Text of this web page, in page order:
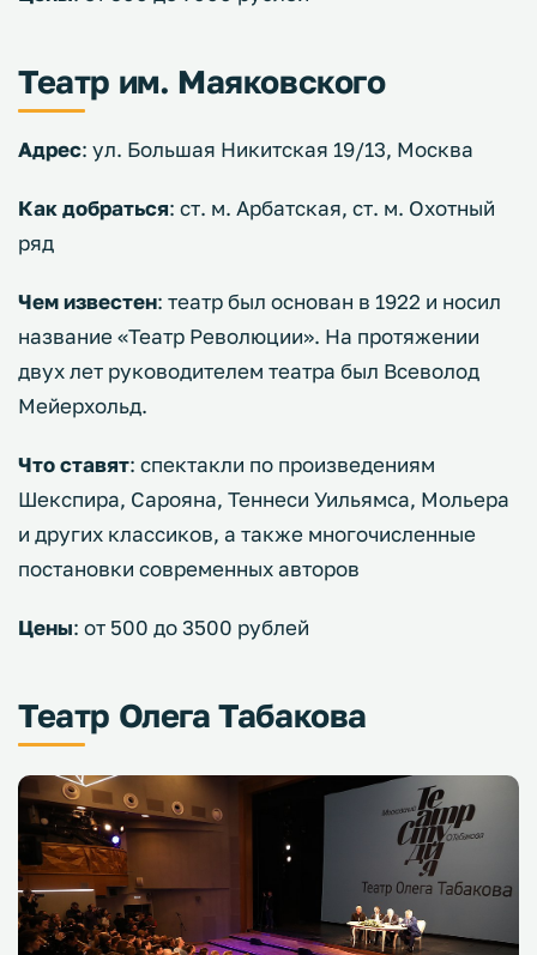
Театр им. Маяковского
Адрес: ул. Большая Никитская 19/13, Москва
Как добраться: ст. м. Арбатская, ст. м. Охотный
ряд
Чем известен: театр был основан в 1922 и носил
название «Театр Революции». На протяжении
двух лет руководителем театра был Всеволод
Мейерхольд.
Что ставят: спектакли по произведениям
Шекспира, Сарояна, Теннеси Уильямса, Мольера
и других классиков, а также многочисленные
постановки современных авторов
Цены: от 500 до 3500 рублей
Театр Олега Табакова